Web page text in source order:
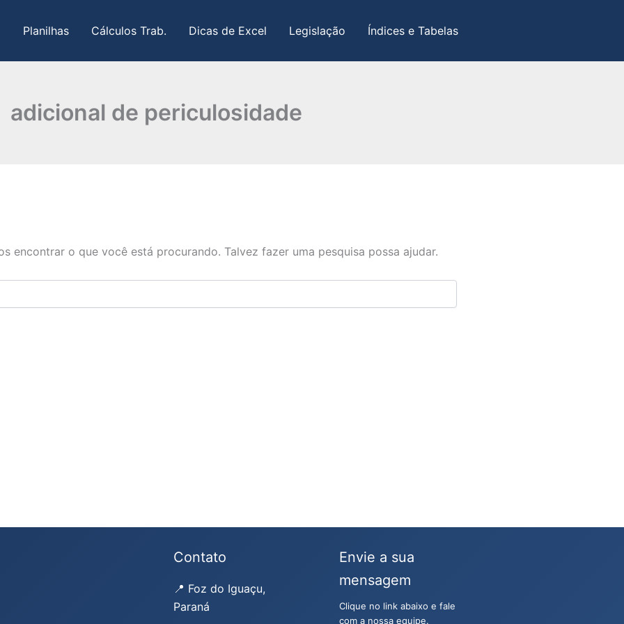
Planilhas Cálculos Trab. Dicas de Excel Legislação Índices e Tabelas
adicional de periculosidade
encontrar o que você está procurando. Talvez fazer uma pesquisa possa ajudar.
Contato
📍 Foz do Iguaçu,
Paraná
Envie a sua
mensagem
Clique no link abaixo e fale
com a nossa equipe.